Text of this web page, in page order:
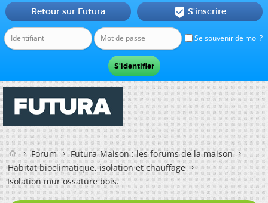
Se souvenir de moi ?
Retour sur Futura  S'inscrire
Forum
Futura-Maison : les forums de la maison
Habitat bioclimatique, isolation et chauffage
Isolation mur ossature bois.